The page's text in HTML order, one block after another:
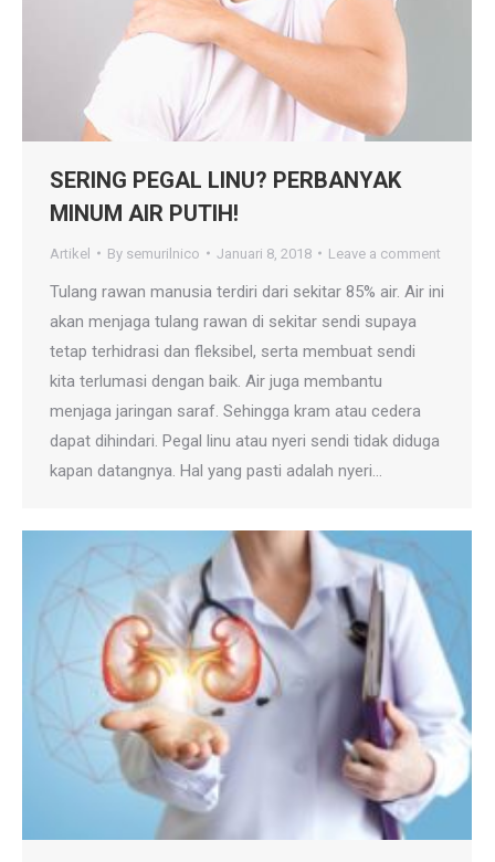
SERING PEGAL LINU? PERBANYAK
MINUM AIR PUTIH!
Artikel By semurilnico Januari 8, 2018 Leave a comment
Tulang rawan manusia terdiri dari sekitar 85% air. Air ini
akan menjaga tulang rawan di sekitar sendi supaya
tetap terhidrasi dan fleksibel, serta membuat sendi
kita terlumasi dengan baik. Air juga membantu
menjaga jaringan saraf. Sehingga kram atau cedera
dapat dihindari. Pegal linu atau nyeri sendi tidak diduga
kapan datangnya. Hal yang pasti adalah nyeri…